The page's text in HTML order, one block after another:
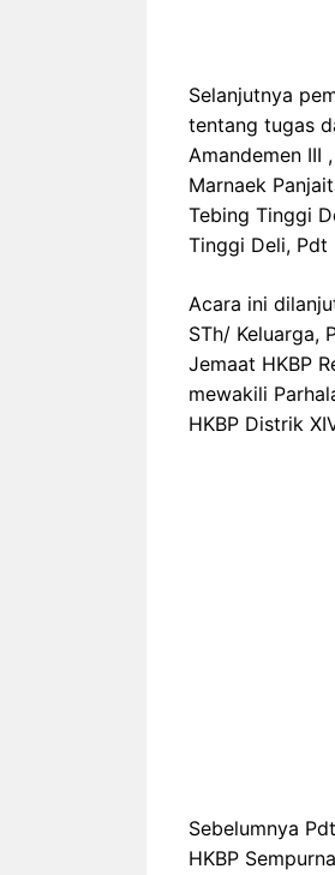
Selanjutnya
tentang tugas
Amandemen III
Marnaek
Tebing Tinggi
Tinggi Deli, Pdt
Acara ini
STh/ Keluarga,
Jemaat HKBP
mewakili
HKBP Distrik
Sebelumnya
HKBP